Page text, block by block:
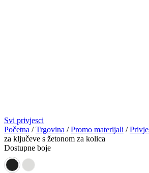
Svi privjesci
Početna /Trgovina /Promo materijali /
za ključeve s žetonom za kolica
Dostupne boje